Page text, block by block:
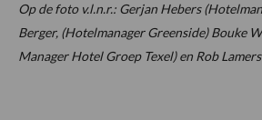
Op de foto v.l.n.r.: Gerjan Hebers
Berger, (Hotelmanager Greenside) Bouke
Manager Hotel Groep Texel) en Rob